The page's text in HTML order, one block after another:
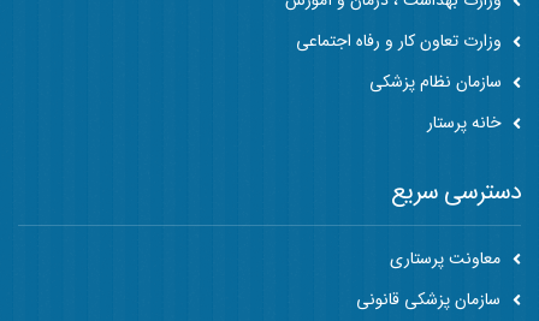
وزارت تعاون کار و رفاه اجتماعی
سازمان نظام پزشکی
خانه پرستار
دسترسی سریع
معاونت پرستاری
سازمان پزشکی قانونی